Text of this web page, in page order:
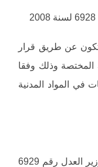
تكون عن طريق قرار
وذلك وفقا
في المواد المدنية
بالاستناد إلى المادة رقم 11 من قرار وزير العدل رقم 6929